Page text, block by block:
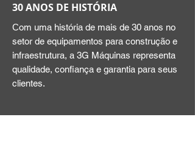
30 ANOS DE HISTÓRIA
Com uma história de mais de 30 anos no
setor de equipamentos para construção e
infraestrutura, a 3G Máquinas representa
qualidade, confiança e garantia para seus
clientes.